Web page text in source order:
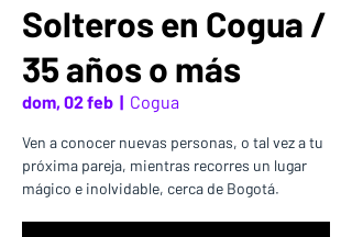
Solteros en Cogua /
35 años o más
dom, 02 feb
  |
Cogua
Ven a conocer nuevas personas, o tal vez a tu
próxima pareja, mientras recorres un lugar
mágico e inolvidable, cerca de Bogotá.